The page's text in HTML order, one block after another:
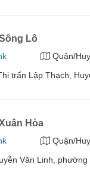
Lô
Quận/
trấn Lập Thạch,
Hòa
Quận/
Văn Linh, phường